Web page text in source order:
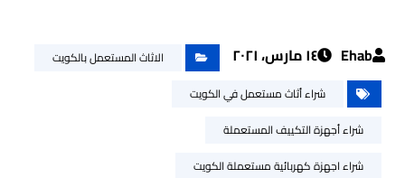
Ehab ١٤ مارس، ٢٠٢١
الاثاث المستعمل بالكويت
شراء أثاث مستعمل في الكويت
شراء أجهزة التكييف المستعملة
شراء اجهزة كهربائية مستعملة الكويت